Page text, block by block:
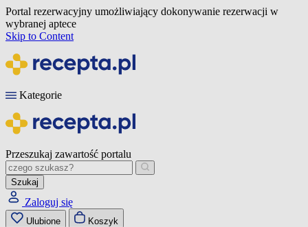
Portal rezerwacyjny umożliwiający dokonywanie rezerwacji w
wybranej aptece
Skip to Content
Kategorie
Przeszukaj zawartość portalu
Szukaj
Zaloguj się
Ulubione Koszyk